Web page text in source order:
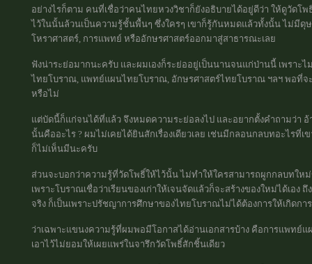
อย่างไรก็ตาม คนที่เชื่อว่าคนไทยหวงวิชาก็ยังอธิบายได้อยู่ดีว่า ให้ดูวัดโ
ไว้ในนั้นล้วนเป็นความรู้ชั้นพื้นๆ ซึ่งใครๆ เขาก็รู้กันหมดแล้วทั้งนั้น ไม่
โหราศาสตร์, การแพทย์ หรืออักษรศาสตร์ออกมาสู่สาธารณะเลย
ฟังน่าระย่อมากนะครับ และผมเองก็ระย่ออยู่เป็นนานจนแก่ป่านนี้ เพรา
ไทยโบราณ, แพทย์แผนไทยโบราณ, อักษรศาสตร์ไทยโบราณ ฯลฯ พอที่จ
หรือไม่
แต่บัดนี้ก็แก่จนได้ที่แล้ว จึงหมดความระย่อลงไป และอยากตั้งคำถามว่า
นั้นคืออะไร ? ผมไม่เคยได้ยินสักเรื่องเดียวเลย เช่นมีกลอนกลบทอะไรที่
ก็ไม่เห็นมีนะครับ
ส่วนจะบอกว่าความรู้ที่วัดโพธิ์ให้ไว้นั้น ไม่ทำให้ใครสามารถผูกกลบทใ
เพราะโบราณเชื่อว่าเรียนของเก่าให้เจนจัดแล้วก็จะสร้างของใหม่ได้เอ
จริง ก็เป็นเพราะปรัชญาการศึกษาของไทยโบราณไม่ได้ต้องการให้เกิดก
ว่าเฉพาะแขนงความรู้ที่ผมพอมีโอกาสได้อ่านเอกสารบ้าง คือการแพทย์
เอาไว้ไม่ยอมให้เผยแพร่ในจารึกวัดโพธิ์สักชิ้นเดียว